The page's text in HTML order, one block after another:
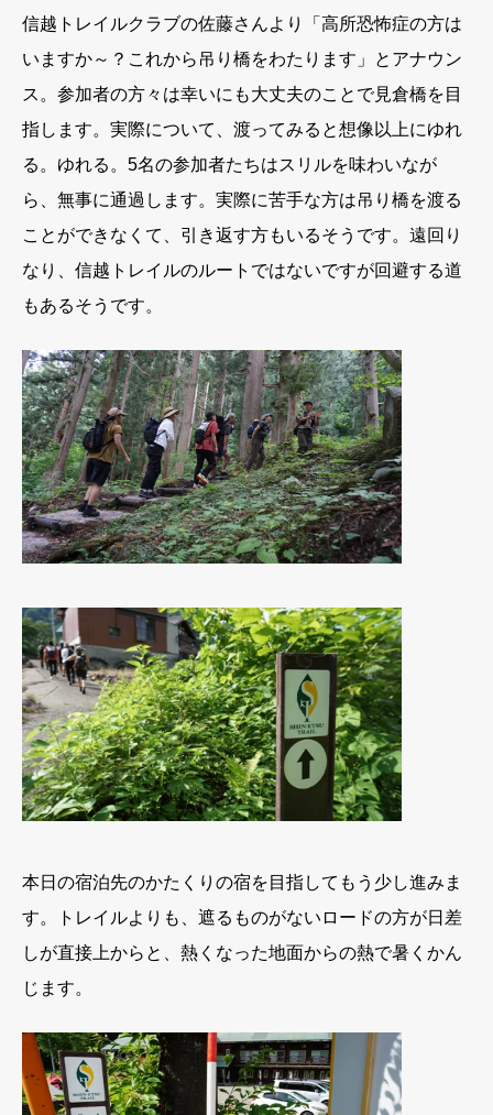
信越トレイルクラブの佐藤さんより「高所恐怖症の方は
いますか～？これから吊り橋をわたります」とアナウン
ス。参加者の方々は幸いにも大丈夫のことで見倉橋を目
指します。実際について、渡ってみると想像以上にゆれ
る。ゆれる。5名の参加者たちはスリルを味わいなが
ら、無事に通過します。実際に苦手な方は吊り橋を渡る
ことができなくて、引き返す方もいるそうです。遠回り
なり、信越トレイルのルートではないですが回避する道
もあるそうです。
本日の宿泊先のかたくりの宿を目指してもう少し進みま
す。トレイルよりも、遮るものがないロードの方が日差
しが直接上からと、熱くなった地面からの熱で暑くかん
じます。